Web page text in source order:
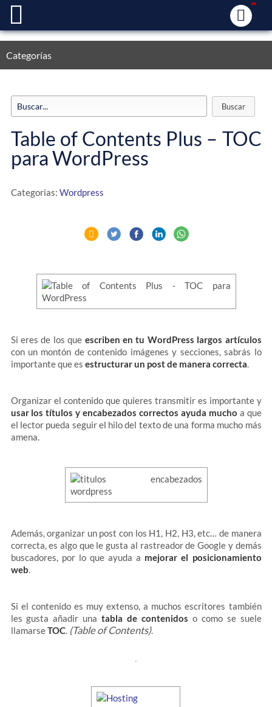
Categorías
Table of Contents Plus – TOC
para WordPress
Categorias: Wordpress
Si eres de los que escriben en tu WordPress largos artículos
con un montón de contenido imágenes y secciones, sabrás lo
importante que es estructurar un post de manera correcta.
Organizar el contenido que quieres transmitir es importante y
usar los títulos y encabezados correctos ayuda mucho a que
el lector pueda seguir el hilo del texto de una forma mucho más
amena.
Además, organizar un post con los H1, H2, H3, etc… de manera
correcta, es algo que le gusta al rastreador de Google y demás
buscadores, por lo que ayuda a mejorar el posicionamiento
web.
Si el contenido es muy extenso, a muchos escritores también
les gusta añadir unatabla de contenidos o como se suele
llamarseTOC. (Table of Contents).